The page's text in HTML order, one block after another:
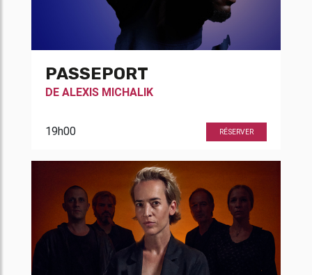
PASSEPORT
DE ALEXIS MICHALIK
19h00 RÉSERVER